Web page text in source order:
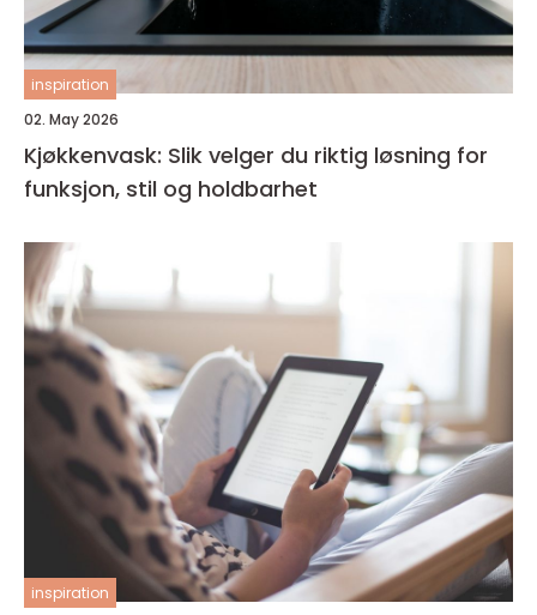
inspiration
02. May 2026
Kjøkkenvask: Slik velger du riktig løsning for
funksjon, stil og holdbarhet
inspiration